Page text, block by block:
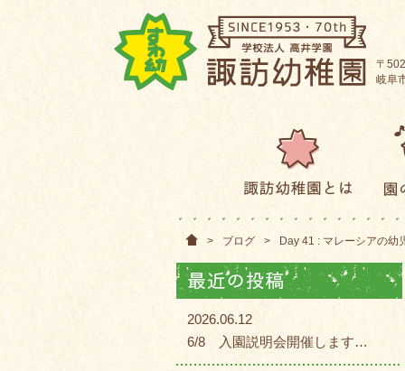
〒
岐阜
> ブログ > Day 41 : マレーシアの幼
2026.06.12
6/8 入園説明会開催します…